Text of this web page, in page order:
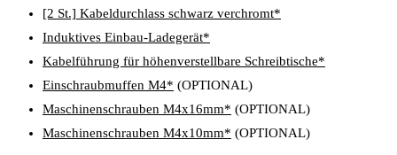
[2 St.] Kabeldurchlass schwarz verchromt*
Induktives Einbau-Ladegerät*
Kabelführung für höhenverstellbare Schreibtische*
Einschraubmuffen M4* (OPTIONAL)
Maschinenschrauben M4x16mm* (OPTIONAL)
Maschinenschrauben M4x10mm* (OPTIONAL)